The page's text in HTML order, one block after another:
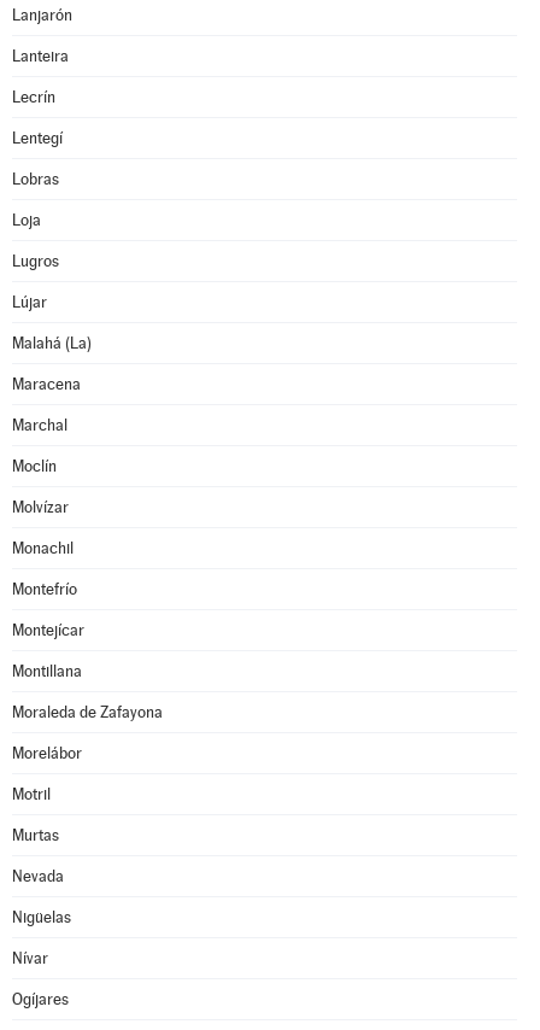
Lanjarón
Lanteira
Lecrín
Lentegí
Lobras
Loja
Lugros
Lújar
Malahá (La)
Maracena
Marchal
Moclín
Molvízar
Monachil
Montefrío
Montejícar
Montillana
Moraleda de Zafayona
Morelábor
Motril
Murtas
Nevada
Nigüelas
Nívar
Ogíjares